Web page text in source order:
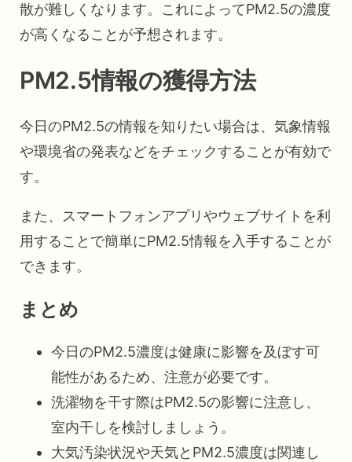
散が難しくなります。これによってPM2.5の濃度
が高くなることが予想されます。
PM2.5情報の獲得方法
今日のPM2.5の情報を知りたい場合は、気象情報
や環境省の発表などをチェックすることが有効で
す。
また、スマートフォンアプリやウェブサイトを利
用することで簡単にPM2.5情報を入手することが
できます。
まとめ
今日のPM2.5濃度は健康に影響を及ぼす可
能性があるため、注意が必要です。
洗濯物を干す際はPM2.5の影響に注意し、
室内干しを検討しましょう。
大気汚染状況や天気とPM2.5濃度は関連し